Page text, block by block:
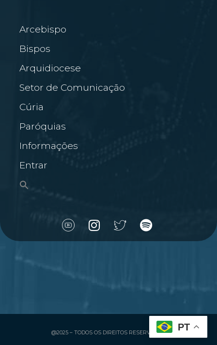
Arcebispo
Bispos
Arquidiocese
Setor de Comunicação
Cúria
Paróquias
Informações
Entrar
@2025 – TODOS OS DIREITOS RESERVADOS PT